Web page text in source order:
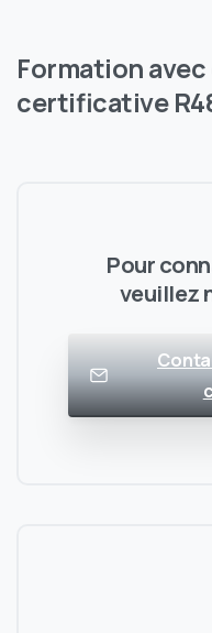
Formationavec
certificative
Pour
veuillez